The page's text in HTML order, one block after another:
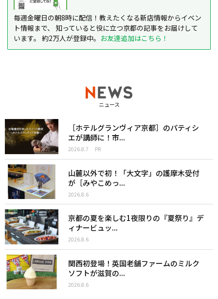
毎週金曜日の朝8時に配信！教えたくなる新店情報からイベン
ト情報まで、 知っていると役に立つ京都の記事をお届けして
います。 約2万人が登録中。 お友達追加はこちら！
ニュース
［ホテルグランヴィア京都］のパティシ
エが講師に！市...
2026.8.7 PR
山麓以外で初！「大文字」の護摩木受付
が［みやこめっ...
2026.8.6
京都の夏を楽しむ1夜限りの『夏祭り』デ
ィナービュッ...
2026.8.6
関西初登場！英国老舗ファームのミルク
ソフトが滋賀の...
2026.8.6